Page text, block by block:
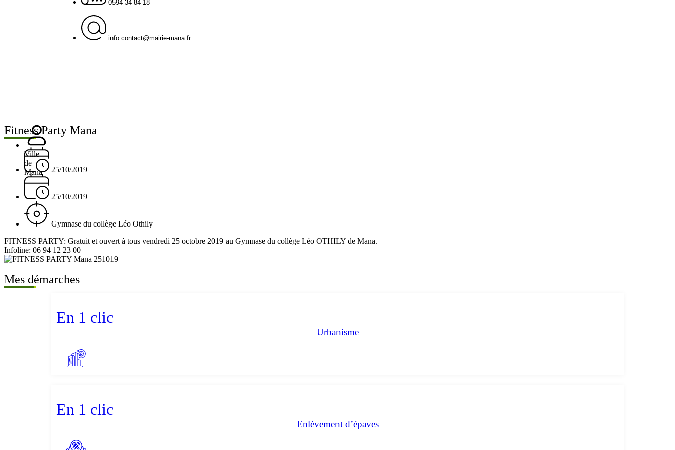
0594 34 84 18
info.contact@mairie-mana.fr
Ville
de
Mana
Fitness Party Mana
25/10/2019
25/10/2019
Gymnase du collège Léo Othily
FITNESS PARTY: Gratuit et ouvert à tous vendredi 25 octobre 2019 au Gymnase du collège Léo OTHILY de Mana.
Infoline: 06 94 12 23 00
Mes démarches
En 1 clic
Urbanisme
En 1 clic
Enlèvement d’épaves